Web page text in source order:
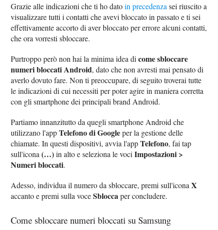
Grazie alle indicazioni che ti ho datoin precedenza sei riuscito a
visualizzare tutti i contatti che avevi bloccato in passato e ti sei
effettivamente accorto di aver bloccato per errore alcuni contatti,
che ora vorresti sbloccare.
Purtroppo però non hai la minima idea dicome sbloccare
numeri bloccati Android, dato che non avresti mai pensato di
averlo dovuto fare. Non ti preoccupare, di seguito troverai tutte
le indicazioni di cui necessiti per poter agire in maniera corretta
con gli smartphone dei principali brand Android.
Partiamo innanzitutto da quegli smartphone Android che
utilizzano l'appTelefono di Googleper la gestione delle
chiamate. In questi dispositivi, avvia l'appTelefono, fai tap
sull'icona(…)in alto e seleziona le vociImpostazioni >
Numeri bloccati.
Adesso, individua il numero da sbloccare, premi sull'iconaX
accanto e premi sulla voceSbloccaper concludere.
Come sbloccare numeri bloccati su Samsung